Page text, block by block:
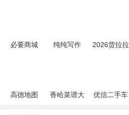
必要商城
纯纯写作
2026货拉拉
高德地图
香哈菜谱大
优信二手车